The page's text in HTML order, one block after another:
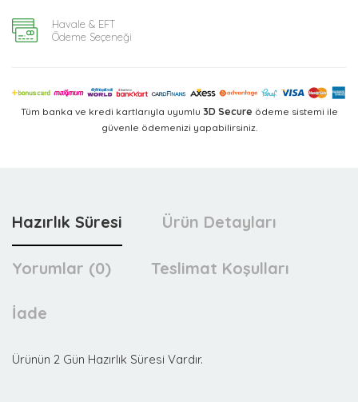
Havale & EFT
Ödeme Seçeneği
Tüm banka ve kredi kartlarıyla uyumlu 3D Secure ödeme sistemi ile
güvenle ödemenizi yapabilirsiniz.
Hazırlık Süresi Ürün Detayları
Yorumlar (0) Teslimat Koşulları
İade
Ürünün 2 Gün Hazırlık Süresi Vardır.